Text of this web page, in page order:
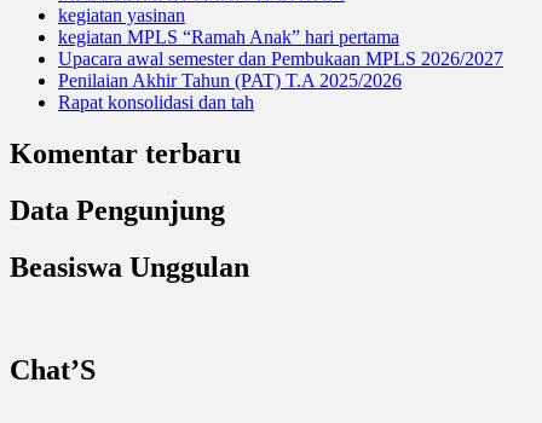
kegiatan yasinan
kegiatan MPLS “Ramah Anak” hari pertama
Upacara awal semester dan Pembukaan MPLS 2026/2027
Penilaian Akhir Tahun (PAT) T.A 2025/2026
Rapat konsolidasi dan tah
Komentar terbaru
Data Pengunjung
Beasiswa Unggulan
Chat’S